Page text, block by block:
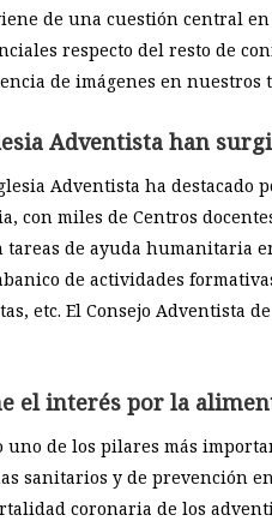
de una cuestión central
respecto del resto de
de imágenes en
Adventista han
Adventista ha
con miles de Centros
tareas de ayuda humanitaria
de actividades
etc. El Consejo Adventista
el interés por la
de los pilares más
sanitarios y de prevención
coronaria de los